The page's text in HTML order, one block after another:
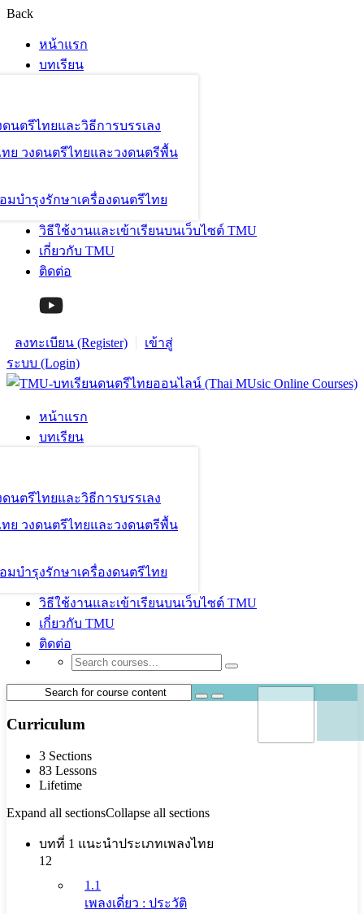
Back
หน้าแรก
บทเรียน
ดนตรีไทยและวิธีการบรรเลง
ทย วงดนตรีไทยและวงดนตรีพื้น
มบำรุงรักษาเครื่องดนตรีไทย
วิธีใช้งานและเข้าเรียนบนเว็บไซต์ TMU
เกี่ยวกับ TMU
ติดต่อ
ลงทะเบียน (Register)
เข้าสู่
ระบบ (Login)
หน้าแรก
บทเรียน
ดนตรีไทยและวิธีการบรรเลง
ทย วงดนตรีไทยและวงดนตรีพื้น
มบำรุงรักษาเครื่องดนตรีไทย
วิธีใช้งานและเข้าเรียนบนเว็บไซต์ TMU
เกี่ยวกับ TMU
ติดต่อ
Curriculum
3 Sections
83 Lessons
Lifetime
Expand all sectionsCollapse all sections
บทที่ 1 แนะนำประเภทเพลงไทย
12
1.1
เพลงเดี่ยว : ประวัติ